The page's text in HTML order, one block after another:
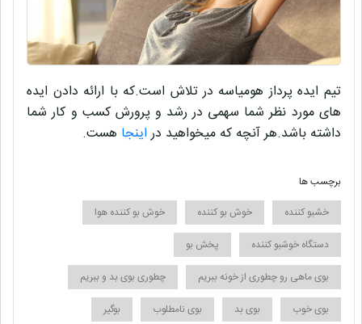
تیم ایده پرداز هومیاسه در تلاش است.که با ارائه دادن ایده
های مورد نظر شما سهمی در رشد و پرورش کسب و کارشما
داشته باشد.هر آنچه که میخواهید دراینجا هست.
برچسب ها
خشبو کننده
خوش بو کننده
خوش بو کننده هوا
دستگاه خوشبو کننده
پخش بو
بوی ماهی رو چطوری از خونه ببریم
چطوری بوی بد و ببریم
بوی خوب
بوی بد بوی نامطلوب
بوگیر